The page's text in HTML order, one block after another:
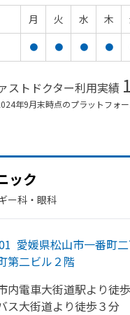
月 火 水 木
● ● ● ●
ストドクター利用実績
年9月末時点のプラットフォ
ック
ー科・​眼科
愛媛県松山市一番町
第二ビル２階
内電車大街道駅より徒
ス大街道より徒歩３分